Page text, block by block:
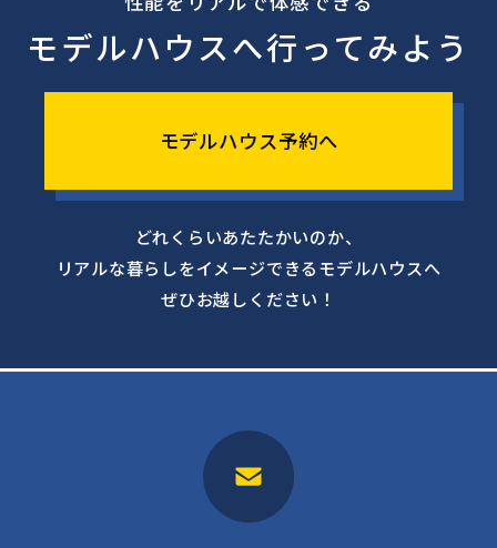
モデルハウスへ行ってみよう
モデルハウス予約へ
どれくらいあたたかいのか、
リアルな暮らしをイメージできるモデルハウスへ
ぜひお越しください！